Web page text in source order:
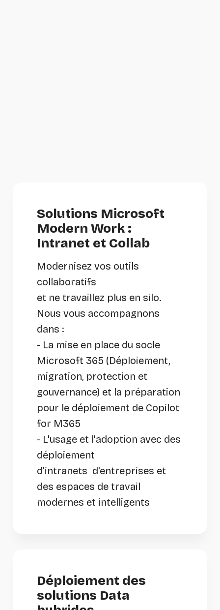
Solutions Microsoft
Modern Work :
Intranet et Collab
Modernisez vos outils
collaboratifs
et ne travaillez plus en silo.
Nous vous accompagnons
dans :
- La mise en place du socle
Microsoft 365 (Déploiement,
migration, protection et
gouvernance) et la préparation
pour le déploiement de Copilot
for M365
- L'usage et l'adoption avec des
déploiement
d'intranets d'entreprises et
des espaces de travail
modernes et intelligents
Déploiement des
solutions Data